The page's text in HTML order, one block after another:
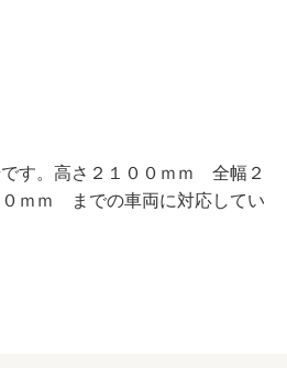
す。高さ２１００ｍｍ 全幅２
ｍｍ までの車両に対応してい